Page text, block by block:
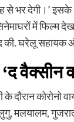
भर देगी।’ इसके
में
घरेलू सहायक और
वैक्सीन
के दौरान
मलयालम,